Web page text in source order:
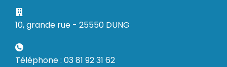
10, grande rue - 25550 DUNG
Téléphone : 03 81 92 31 62